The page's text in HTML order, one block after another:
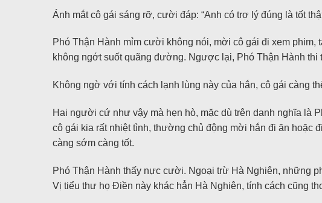
Ánh mắt cô gái sáng rỡ, cười đáp: “Anh có trợ lý đúng là tốt
Phó Thận Hành mỉm cười không nói, mời cô gái đi xem phim,
không ngớt suốt quãng đường. Ngược lại, Phó Thận Hành
Không ngờ với tính cách lạnh lùng này của hắn, cô gái càng
Hai người cứ như vậy mà hẹn hò, mặc dù trên danh nghĩa là
cô gái kia rất nhiệt tình, thường chủ động mời hắn đi ăn hoặc
càng sớm càng tốt.
Phó Thận Hành thấy nực cười. Ngoại trừ Hà Nghiên, những
Vị tiểu thư họ Điền này khác hẳn Hà Nghiên, tính cách cũng